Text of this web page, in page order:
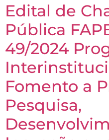
Edital de
Pública
49/2024
Fomento a
Pesquisa,